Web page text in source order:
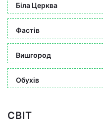
Біла Церква
Фастів
Вишгород
Обухів
СВІТ